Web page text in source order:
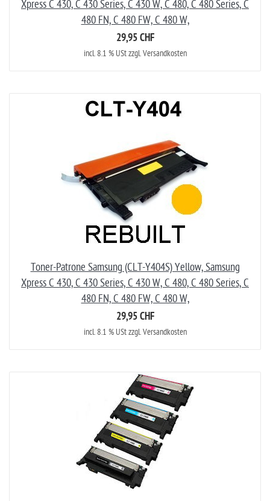
Xpress C 430, C 430 Series, C 430 W, C 480, C 480 Series, C
480 FN, C 480 FW, C 480 W,
29,95 CHF
incl. 8.1 % USt zzgl. Versandkosten
Toner-Patrone Samsung (CLT-Y404S) Yellow, Samsung
Xpress C 430, C 430 Series, C 430 W, C 480, C 480 Series, C
480 FN, C 480 FW, C 480 W,
29,95 CHF
incl. 8.1 % USt zzgl. Versandkosten